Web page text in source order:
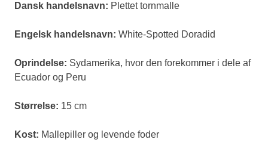
Dansk handelsnavn: Plettet tornmalle
Engelsk handelsnavn: White-Spotted Doradid
Oprindelse: Sydamerika, hvor den forekommer i dele af
Ecuador og Peru
Størrelse: 15 cm
Kost: Mallepiller og levende foder